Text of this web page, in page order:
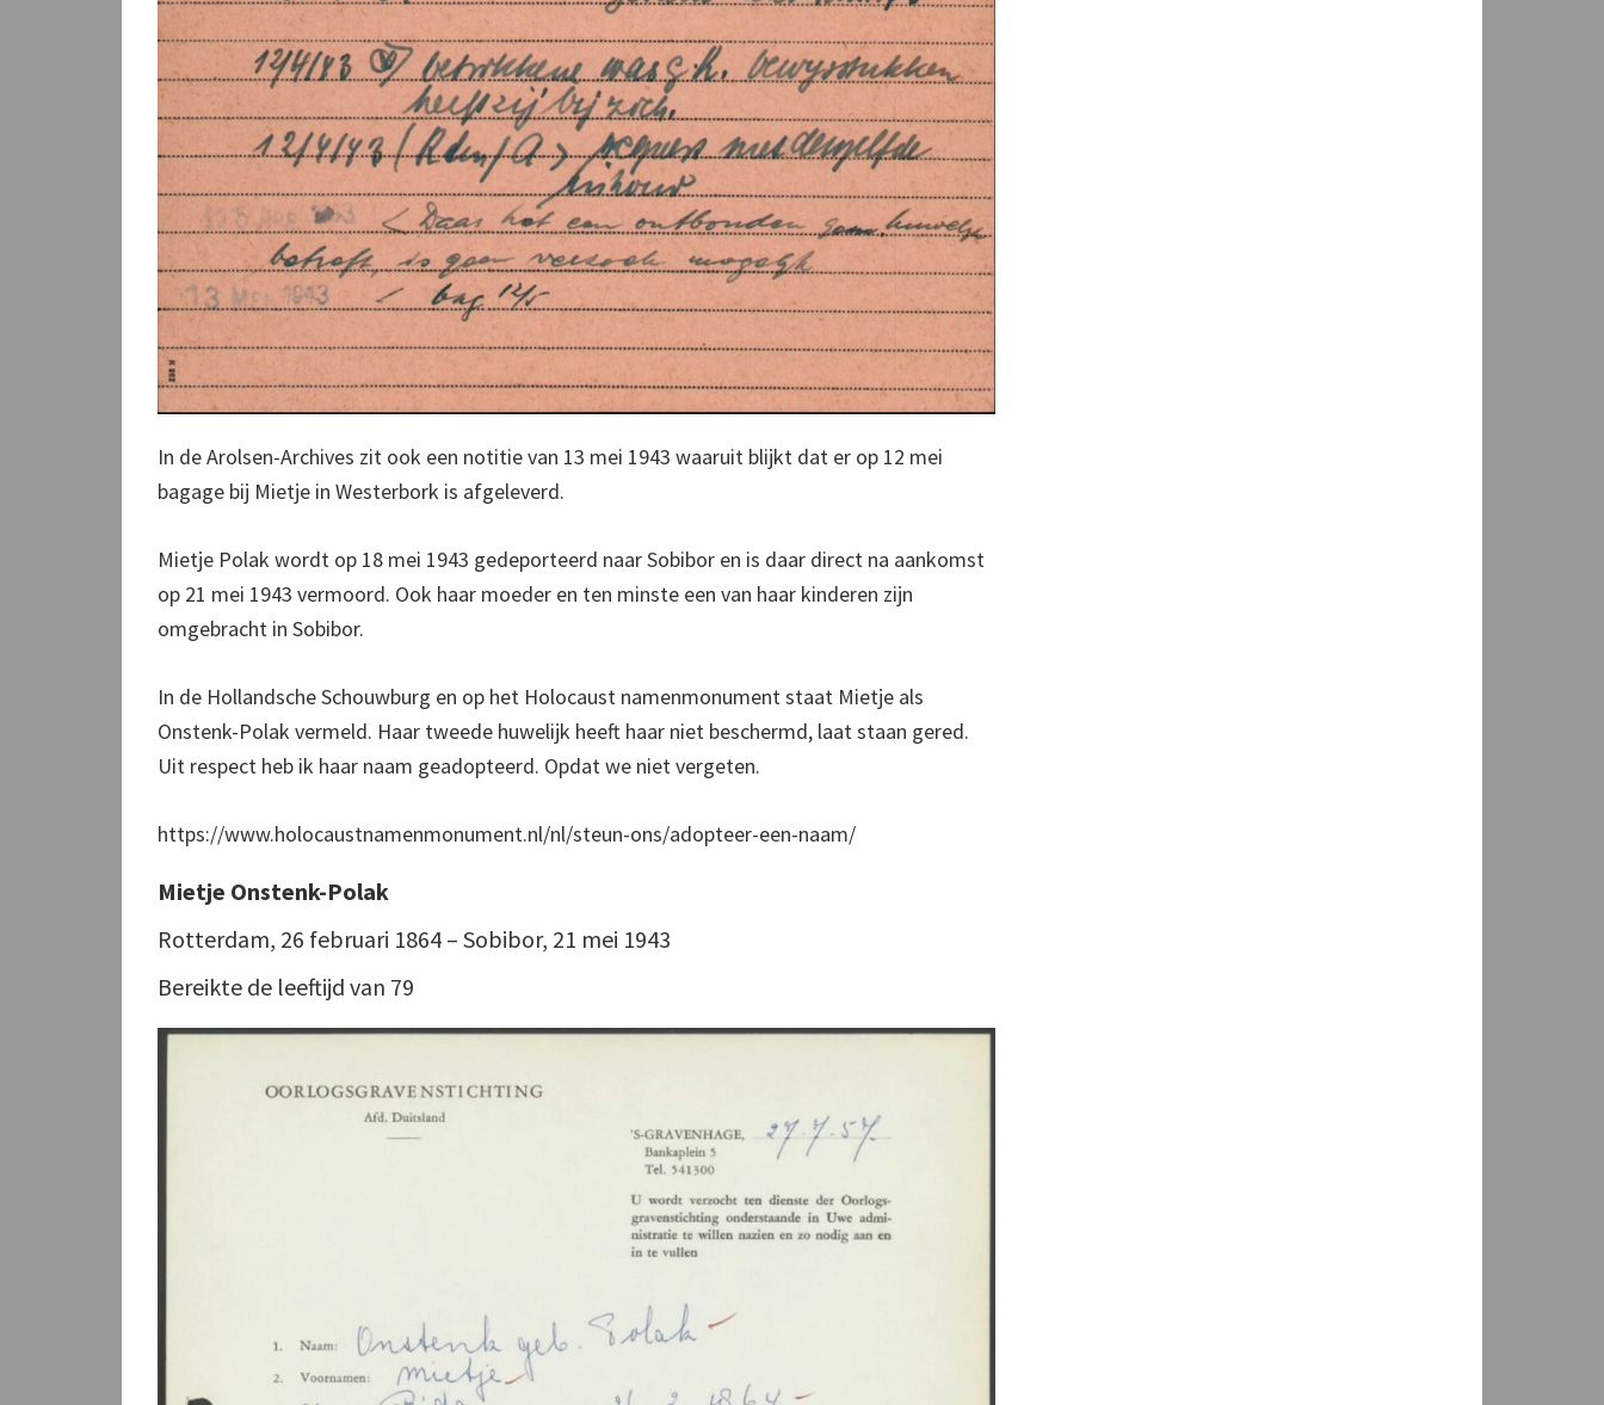
In de Arolsen-Archives zit ook een notitie van 13 mei 1943 waaruit blijkt dat er op 12 mei
bagage bij Mietje in Westerbork is afgeleverd.
Mietje Polak wordt op 18 mei 1943 gedeporteerd naar Sobibor en is daar direct na aankomst
op 21 mei 1943 vermoord. Ook haar moeder en ten minste een van haar kinderen zijn
omgebracht in Sobibor.
In de Hollandsche Schouwburg en op het Holocaust namenmonument staat Mietje als
Onstenk-Polak vermeld. Haar tweede huwelijk heeft haar niet beschermd, laat staan gered.
Uit respect heb ik haar naam geadopteerd. Opdat we niet vergeten.
https://www.holocaustnamenmonument.nl/nl/steun-ons/adopteer-een-naam/
Mietje Onstenk-Polak
Rotterdam, 26 februari 1864 – Sobibor, 21 mei 1943
Bereikte de leeftijd van 79